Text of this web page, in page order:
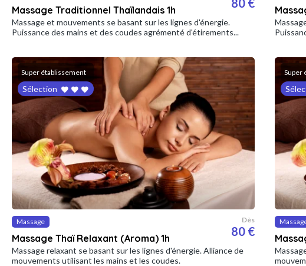
Massage Traditionnel Thaïlandais 1h 80 €
Massage et mouvements se basant sur les lignes d'énergie.
Puissance des mains et des coudes agrémenté d'étirements...
Super établissement
Sélection
Massage
Massage Thaï Relaxant (Aroma) 1h
Dès
80 €
Massage relaxant se basant sur les lignes d'énergie. Alliance de
mouvements utilisant les mains et les coudes.
Super